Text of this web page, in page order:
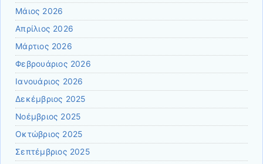
Μάιος 2026
Απρίλιος 2026
Μάρτιος 2026
Φεβρουάριος 2026
Ιανουάριος 2026
Δεκέμβριος 2025
Νοέμβριος 2025
Οκτώβριος 2025
Σεπτέμβριος 2025